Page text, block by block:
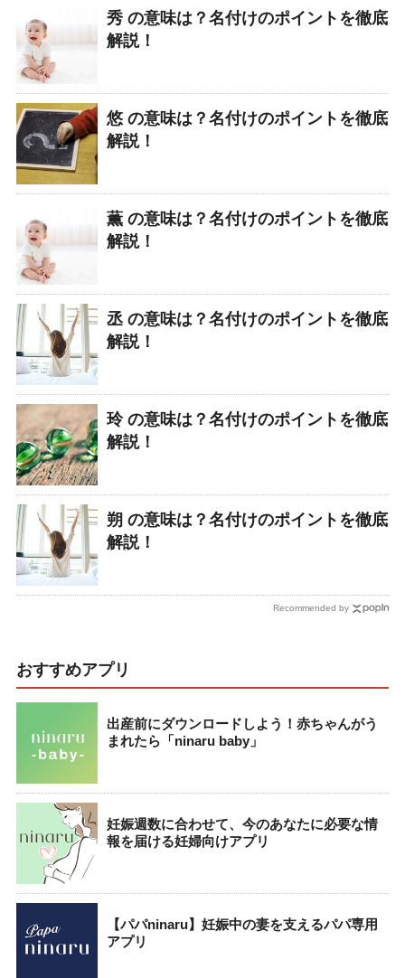
秀 の意味は？名付けのポイントを徹底
解説！
悠 の意味は？名付けのポイントを徹底
解説！
薫 の意味は？名付けのポイントを徹底
解説！
丞 の意味は？名付けのポイントを徹底
解説！
玲 の意味は？名付けのポイントを徹底
解説！
朔 の意味は？名付けのポイントを徹底
解説！
Recommended by
おすすめアプリ
出産前にダウンロードしよう！赤ちゃんがう
まれたら「ninaru baby」
妊娠週数に合わせて、今のあなたに必要な情
報を届ける妊婦向けアプリ
【パパninaru】妊娠中の妻を支えるパパ専用
アプリ